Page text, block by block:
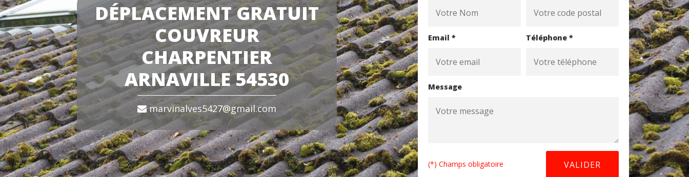
DÉPLACEMENT GRATUIT
COUVREUR
CHARPENTIER
ARNAVILLE 54530
marvinalves5427@gmail.com
Email * Téléphone *
Message
(*) Champs obligatoire